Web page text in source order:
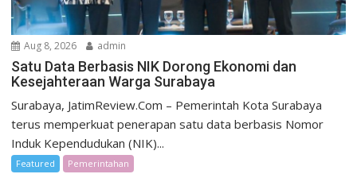
Aug 8, 2026 admin
Satu Data Berbasis NIK Dorong Ekonomi dan
Kesejahteraan Warga Surabaya
Surabaya, JatimReview.Com – Pemerintah Kota Surabaya
terus memperkuat penerapan satu data berbasis Nomor
Induk Kependudukan (NIK)...
Featured Pemerintahan